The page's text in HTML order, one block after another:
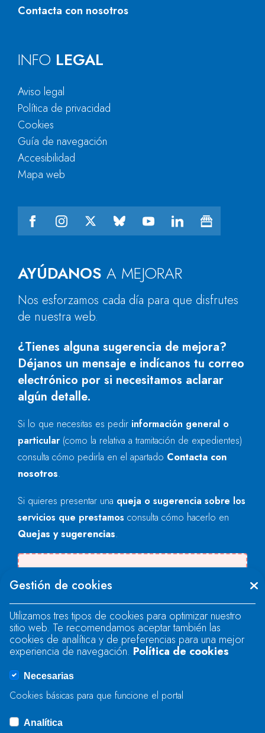
Contacta con nosotros
AYÚDANOS A MEJORAR
Nos esforzamos cada día para que disfrutes
de nuestra web.
¿Tienes alguna sugerencia de mejora?
Déjanos un mensaje e indícanos tu correo
electrónico por si necesitamos aclarar
algún detalle.
Si lo que necesitas es pedir información general o
particular (como la relativa a tramitación de expedientes)
consulta cómo pedirla en el apartado Contacta con
nosotros.
Si quieres presentar una queja o sugerencia sobre los
servicios que prestamos consulta cómo hacerlo en
Quejas y sugerencias.
"text".
Se produjo un error al cargar el campo
"text".
Se produjo un error al cargar el campo
INFO LEGAL
Aviso legal
Política de privacidad
Cookies
Guía de navegación
Accesibilidad
Mapa web
Gestión de cookies
Utilizamos tres tipos de cookies para optimizar nuestro
sitio web. Te recomendamos aceptar también las
cookies de analítica y de preferencias para una mejor
experiencia de navegación. Política de cookies
Necesarias
Cookies básicas para que funcione el portal
Analítica